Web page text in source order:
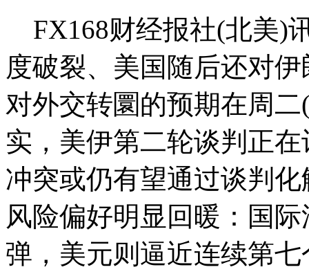
FX168财经报社(北美)
度破裂、美国随后还对
对外交转圜的预期在周
实，美伊第二轮谈判正
冲突或仍有望通过谈判
风险偏好明显回暖：国
弹，美元则逼近连续第